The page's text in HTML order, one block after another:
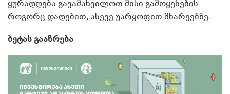
ყურადღება გავამახვილოთ მისი გამოყენების
როგორც დადებით, ასევე უარყოფით მხარეებზე.
ბეტას გააზრება